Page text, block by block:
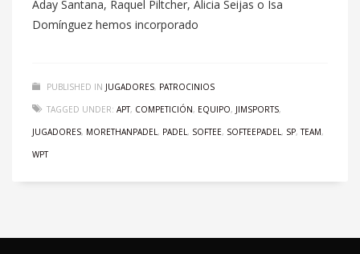
Aday Santana, Raquel Piltcher, Alicia Seijas o Isa
Domínguez hemos incorporado
PUBLISHED IN JUGADORES, PATROCINIOS
TAGGED UNDER: APT, COMPETICIÓN, EQUIPO, JIMSPORTS,
JUGADORES, MORETHANPADEL, PADEL, SOFTEE, SOFTEEPADEL, SP,TEAM,
WPT